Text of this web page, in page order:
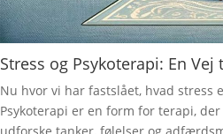
Stress og Psykoterapi: En
Nu hvor vi har fastslået, hvad stress
Psykoterapi er en form for terapi,